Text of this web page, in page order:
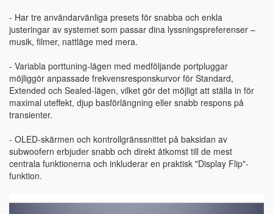
- Har tre användarvänliga presets för snabba och enkla
justeringar av systemet som passar dina lyssningspreferenser –
musik, filmer, nattläge med mera.
- Variabla porttuning-lägen med medföljande portpluggar
möjliggör anpassade frekvensresponskurvor för Standard,
Extended och Sealed-lägen, vilket gör det möjligt att ställa in för
maximal uteffekt, djup basförlängning eller snabb respons på
transienter.
- OLED-skärmen och kontrollgränssnittet på baksidan av
subwoofern erbjuder snabb och direkt åtkomst till de mest
centrala funktionerna och inkluderar en praktisk "Display Flip"-
funktion.